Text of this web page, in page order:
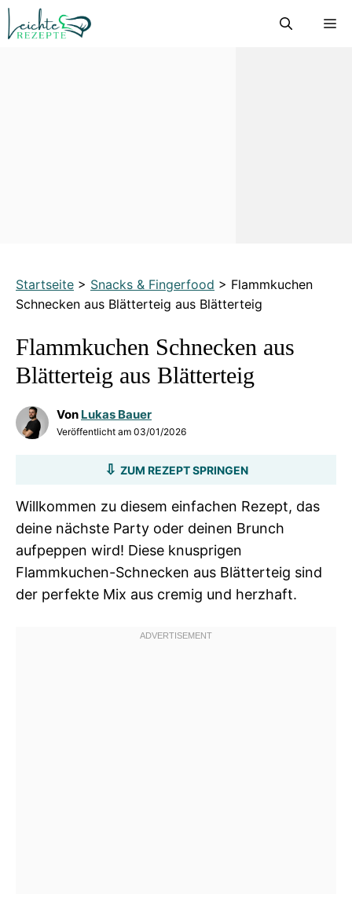
Zum
Inhalt
Startseite > Snacks & Fingerfood > Flammkuchen
Schnecken aus Blätterteig aus Blätterteig
Flammkuchen Schnecken aus
Blätterteig aus Blätterteig
Von Lukas Bauer
Veröffentlicht am 03/01/2026
ZUM REZEPT SPRINGEN
Willkommen zu diesem einfachen Rezept, das
deine nächste Party oder deinen Brunch
aufpeppen wird! Diese knusprigen
Flammkuchen-Schnecken aus Blätterteig sind
der perfekte Mix aus cremig und herzhaft.